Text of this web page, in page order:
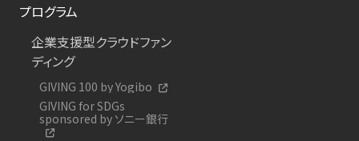
プログラム
企業支援型クラウドファン
ディング
GIVING 100 by Yogibo
GIVING for SDGs
sponsored by ソニー銀行